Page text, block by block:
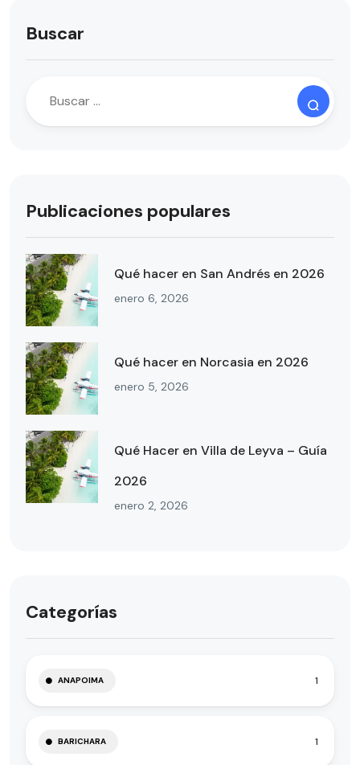
Buscar
Publicaciones populares
Qué hacer en San Andrés en 2026
enero 6, 2026
Qué hacer en Norcasia en 2026
enero 5, 2026
Qué Hacer en Villa de Leyva – Guía
2026
enero 2, 2026
Categorías
ANAPOIMA 1
BARICHARA 1